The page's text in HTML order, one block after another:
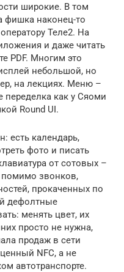
широкие. В том
фишка наконец-то
Теле2. На
и даже читать
PDF. Многим это
небольшой, но
на лекциях. Меню –
переделка как у Сяоми
Round UI.
есть календарь,
фото и писать
от сотовых –
помимо звонков,
прокаченных по
дефолтные
менять цвет, их
просто не нужна,
продаж в сети
NFC, а не
автотранспорте.